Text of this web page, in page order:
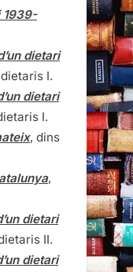
1939-
dietari
I.
dietari
I.
, dins
,
dietari
II.
dietari